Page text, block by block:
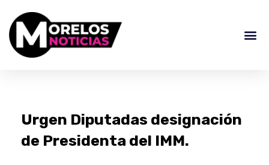
Urgen Diputadas designación
de Presidenta del IMM.